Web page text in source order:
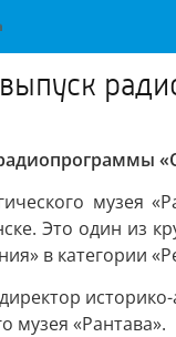
музея
Это один из
в категории
музея «Рантава».